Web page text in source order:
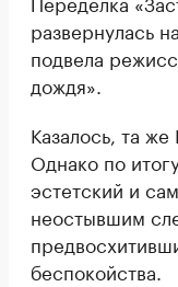
развернулась
подвела
дождя».
Казалось, та
Однако по
эстетский и
неостывшим
беспокойства.